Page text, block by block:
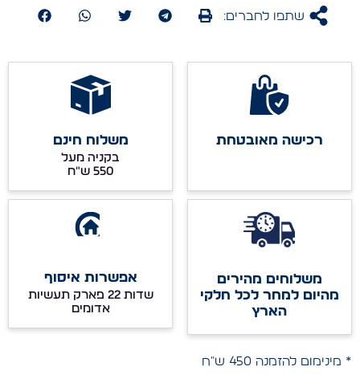
שתפו לחברים:
רכישה מאובטחת משלוח חינם
בקניה מעל
משלוחים מהירים
מהיום למחר לכל חלקי
הארץ
אפשרות איסוף
שדות 22 פארק תעשיות
אדומים
* מינימום להזמנה 450 ש"ח